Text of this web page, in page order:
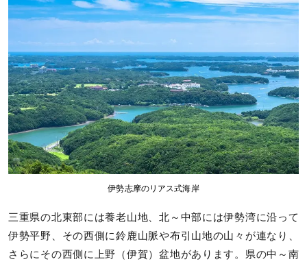
伊勢志摩のリアス式海岸
三重県の北東部には養老山地、北～中部には伊勢湾に沿って
伊勢平野、その西側に鈴鹿山脈や布引山地の山々が連なり、
さらにその西側に上野（伊賀）盆地があります。県の中～南